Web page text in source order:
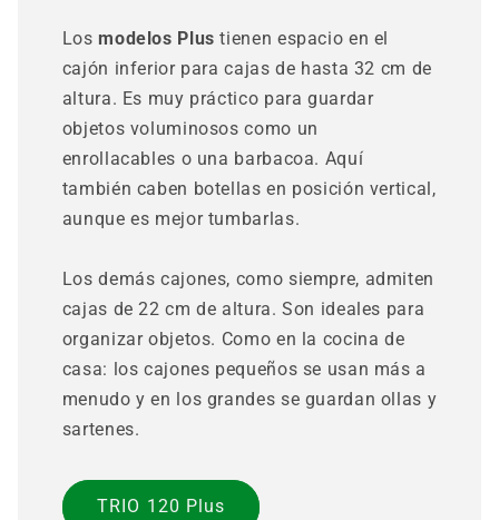
Los modelos Plus tienen espacio en el
cajón inferior para cajas de hasta 32 cm de
altura. Es muy práctico para guardar
objetos voluminosos como un
enrollacables o una barbacoa. Aquí
también caben botellas en posición vertical,
aunque es mejor tumbarlas.
Los demás cajones, como siempre, admiten
cajas de 22 cm de altura. Son ideales para
organizar objetos. Como en la cocina de
casa: los cajones pequeños se usan más a
menudo y en los grandes se guardan ollas y
sartenes.
TRIO 120 Plus